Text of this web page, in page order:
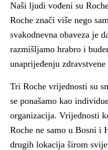
Naši ljudi vođeni su
Roche znači više nego
svakodnevna obaveza je
razmišljamo hrabro i
unaprijeđenju zdravstvene
Tri Roche vrijednosti su
se ponašamo kao
organizacija. Vrijednosti
Roche ne samo u Bosni i
drugih lokacija širom